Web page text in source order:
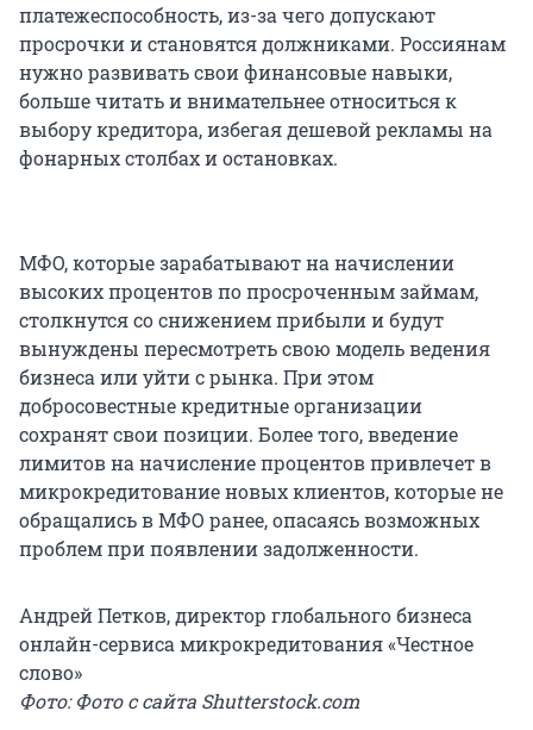
платежеспособность, из-за чего допускают
просрочки и становятся должниками. Россиянам
нужно развивать свои финансовые навыки,
больше читать и внимательнее относиться к
выбору кредитора, избегая дешевой рекламы на
фонарных столбах и остановках.
МФО, которые зарабатывают на начислении
высоких процентов по просроченным займам,
столкнутся со снижением прибыли и будут
вынуждены пересмотреть свою модель ведения
бизнеса или уйти с рынка. При этом
добросовестные кредитные организации
сохранят свои позиции. Более того, введение
лимитов на начисление процентов привлечет в
микрокредитование новых клиентов, которые не
обращались в МФО ранее, опасаясь возможных
проблем при появлении задолженности.
Андрей Петков, директор глобального бизнеса
онлайн-сервиса микрокредитования «Честное
слово»
Фото: Фото с сайта Shutterstock.com